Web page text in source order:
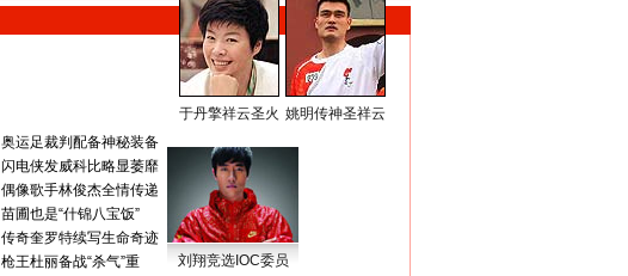
于丹擎祥云圣火 姚明传神圣祥云
奥运足裁判配备神秘装备
闪电侠发威科比略显萎靡
偶像歌手林俊杰全情传递
苗圃也是“什锦八宝饭”
传奇奎罗特续写生命奇迹
枪王杜丽备战“杀气”重
刘翔竞选IOC委员